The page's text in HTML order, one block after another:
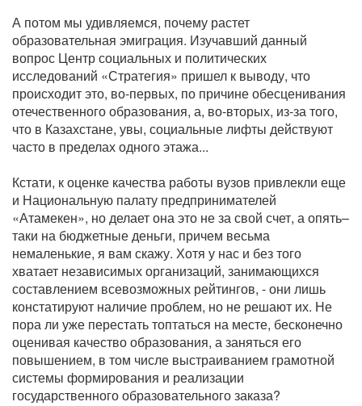
А потом мы удивляемся, почему растет
образовательная эмиграция. Изучавший данный
вопрос Центр социальных и политических
исследований «Стратегия» пришел к выводу, что
происходит это, во-первых, по причине обесценивания
отечественного образования, а, во-вторых, из-за того,
что в Казахстане, увы, социальные лифты действуют
часто в пределах одного этажа...
Кстати, к оценке качества работы вузов привлекли еще
и Национальную палату предпринимателей
«Атамекен», но делает она это не за свой счет, а опять–
таки на бюджетные деньги, причем весьма
немаленькие, я вам скажу. Хотя у нас и без того
хватает независимых организаций, занимающихся
составлением всевозможных рейтингов, - они лишь
констатируют наличие проблем, но не решают их. Не
пора ли уже перестать топтаться на месте, бесконечно
оценивая качество образования, а заняться его
повышением, в том числе выстраиванием грамотной
системы формирования и реализации
государственного образовательного заказа?